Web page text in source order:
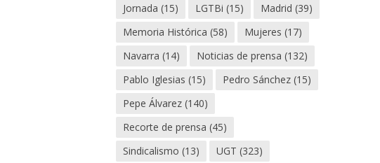
Jornada (15) LGTBi (15) Madrid (39)
Memoria Histórica (58) Mujeres (17)
Navarra (14) Noticias de prensa (132)
Pablo Iglesias (15) Pedro Sánchez (15)
Pepe Álvarez (140)
Recorte de prensa (45)
Sindicalismo (13) UGT (323)